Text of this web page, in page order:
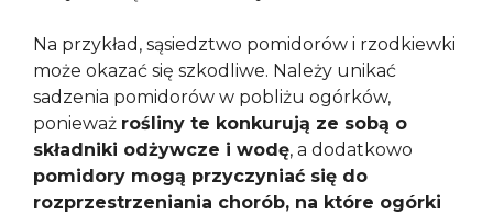
Na przykład, sąsiedztwo pomidorów i rzodkiewki
może okazać się szkodliwe. Należy unikać
sadzenia pomidorów w pobliżu ogórków,
ponieważ rośliny te konkurują ze sobą o
składniki odżywcze i wodę, a dodatkowo
pomidory mogą przyczyniać się do
rozprzestrzeniania chorób, na które ogórki